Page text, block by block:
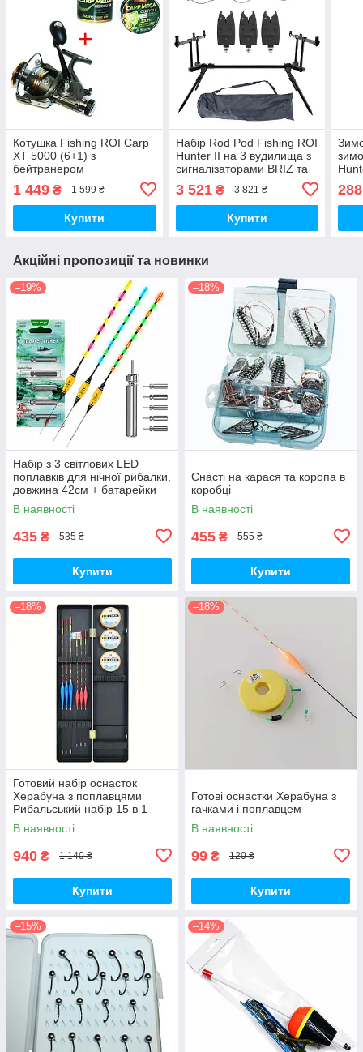
Котушка Fishing ROI Carp
XT 5000 (6+1) з
бейтранером
1 449 ₴ 1 599 ₴
Купити
Набір Rod Pod Fishing ROI
Hunter II на 3 вудилища з
сигналізаторами BRIZ та
3 521₴ 3 821 ₴
Купити
288
Акційні пропозиції та новинки
–19%
Набір з 3 світлових LED
поплавків для нічної рибалки,
довжина 42см + батарейки
CR425-5шт
В наявності
435 ₴ 535 ₴
Купити
–18%
Снасті на карася та коропа в
коробці
В наявності
455 ₴ 555 ₴
Купити
–18%
Готовий набір оснасток
Херабуна з поплавцями
Рибальський набір 15 в 1
В наявності
940 ₴ 1 140 ₴
Купити
–18%
Готові оснастки Херабуна з
гачками і поплавцем
В наявності
99 ₴ 120 ₴
Купити
–15% –14%